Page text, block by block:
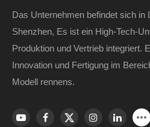
Das Unternehmen befindet sich in
Shenzhen, Es ist ein High-Tech-
Produktion und Vertrieb integriert.
Innovation und Fertigung im
Modell rennens.